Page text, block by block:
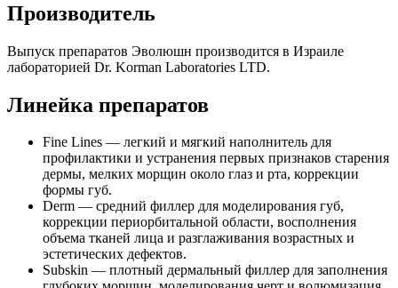
Производитель
Выпуск препаратов Эволюшн производится в Израиле
лабораторией Dr. Korman Laboratories LTD.
Линейка препаратов
Fine Lines — легкий и мягкий наполнитель для
профилактики и устранения первых признаков старения
дермы, мелких морщин около глаз и рта, коррекции
формы губ.
Derm — средний филлер для моделирования губ,
коррекции периорбитальной области, восполнения
объема тканей лица и разглаживания возрастных и
эстетических дефектов.
Subskin — плотный дермальный филлер для заполнения